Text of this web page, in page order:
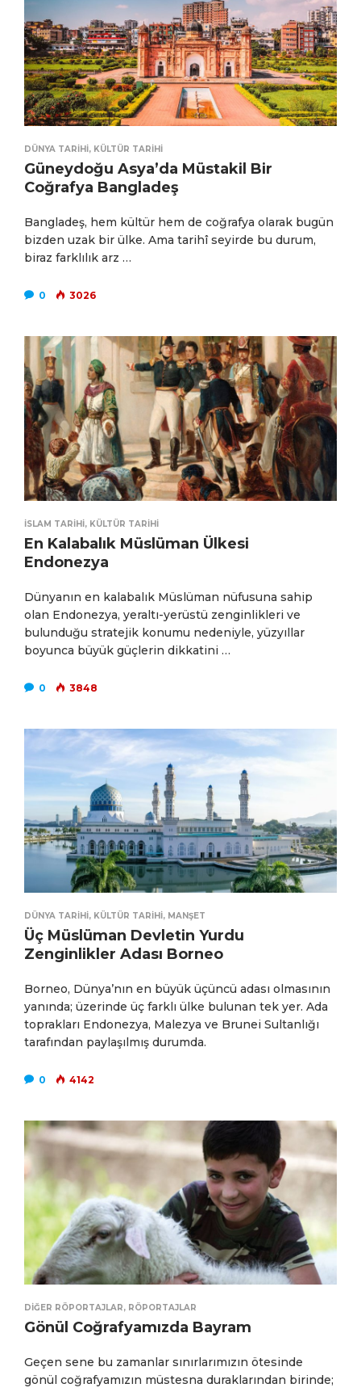
DÜNYA TARIHI, KÜLTÜR TARIHI
Güneydoğu Asya’da Müstakil Bir
Coğrafya Bangladeş
Bangladeş, hem kültür hem de coğrafya olarak bugün
bizden uzak bir ülke. Ama tarihî seyirde bu durum,
biraz farklılık arz …
0 3026
İSLAM TARIHI, KÜLTÜR TARIHI
En Kalabalık Müslüman Ülkesi
Endonezya
Dünyanın en kalabalık Müslüman nüfusuna sahip
olan Endonezya, yeraltı-yerüstü zenginlikleri ve
bulunduğu stratejik konumu nedeniyle, yüzyıllar
boyunca büyük güçlerin dikkatini …
0 3848
DÜNYA TARIHI, KÜLTÜR TARIHI, MANŞET
Üç Müslüman Devletin Yurdu
Zenginlikler Adası Borneo
Borneo, Dünya’nın en büyük üçüncü adası olmasının
yanında; üzerinde üç farklı ülke bulunan tek yer. Ada
toprakları Endonezya, Malezya ve Brunei Sultanlığı
tarafından paylaşılmış durumda.
0 4142
DIĞER RÖPORTAJLAR, RÖPORTAJLAR
Gönül Coğrafyamızda Bayram
Geçen sene bu zamanlar sınırlarımızın ötesinde
gönül coğrafyamızın müstesna duraklarından birinde;